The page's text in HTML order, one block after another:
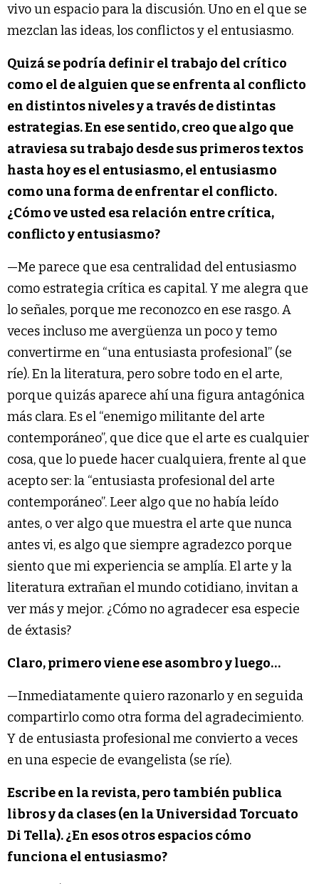
vivo un espacio para la discusión. Uno en el que se
mezclan las ideas, los conflictos y el entusiasmo.
Quizá se podría definir el trabajo del crítico
como el de alguien que se enfrenta al conflicto
en distintos niveles y a través de distintas
estrategias. En ese sentido, creo que algo que
atraviesa su trabajo desde sus primeros textos
hasta hoy es el entusiasmo, el entusiasmo
como una forma de enfrentar el conflicto.
¿Cómo ve usted esa relación entre crítica,
conflicto y entusiasmo?
—Me parece que esa centralidad del entusiasmo
como estrategia crítica es capital. Y me alegra que
lo señales, porque me reconozco en ese rasgo. A
veces incluso me avergüenza un poco y temo
convertirme en “una entusiasta profesional” (se
ríe). En la literatura, pero sobre todo en el arte,
porque quizás aparece ahí una figura antagónica
más clara. Es el “enemigo militante del arte
contemporáneo”, que dice que el arte es cualquier
cosa, que lo puede hacer cualquiera, frente al que
acepto ser: la “entusiasta profesional del arte
contemporáneo”. Leer algo que no había leído
antes, o ver algo que muestra el arte que nunca
antes vi, es algo que siempre agradezco porque
siento que mi experiencia se amplía. El arte y la
literatura extrañan el mundo cotidiano, invitan a
ver más y mejor. ¿Cómo no agradecer esa especie
de éxtasis?
Claro, primero viene ese asombro y luego…
—Inmediatamente quiero razonarlo y en seguida
compartirlo como otra forma del agradecimiento.
Y de entusiasta profesional me convierto a veces
en una especie de evangelista (se ríe).
Escribe en la revista, pero también publica
libros y da clases (en la Universidad Torcuato
Di Tella). ¿En esos otros espacios cómo
funciona el entusiasmo?